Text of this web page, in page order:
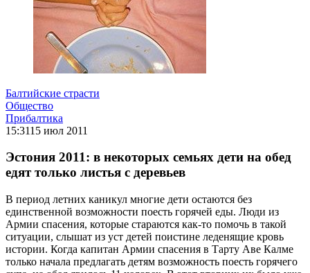
Балтийские страсти
Общество
Прибалтика
15:3115 июл 2011
Эстония 2011: в некоторых семьях дети на обед
едят только листья с деревьев
В период летних каникул многие дети остаются без
единственной возможности поесть горячей еды. Люди из
Армии спасения, которые стараются как-то помочь в такой
ситуации, слышат из уст детей поистине леденящие кровь
истории. Когда капитан Армии спасения в Тарту Аве Калме
только начала предлагать детям возможность поесть горячего